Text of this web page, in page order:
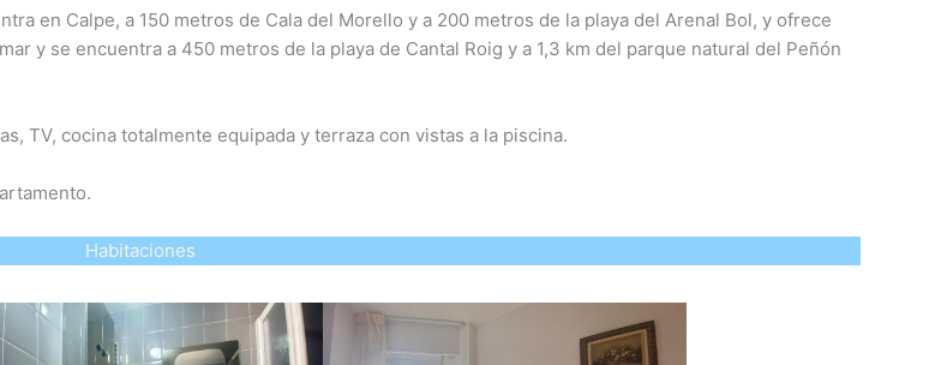
en Calpe, a 150 metros de Cala del Morello y a 200 metros de la playa del Arenal Bol, y ofrece
y se encuentra a 450 metros de la playa de Cantal Roig y a 1,3 km del parque natural del Peñón
TV, cocina totalmente equipada y terraza con vistas a la piscina.
Habitaciones